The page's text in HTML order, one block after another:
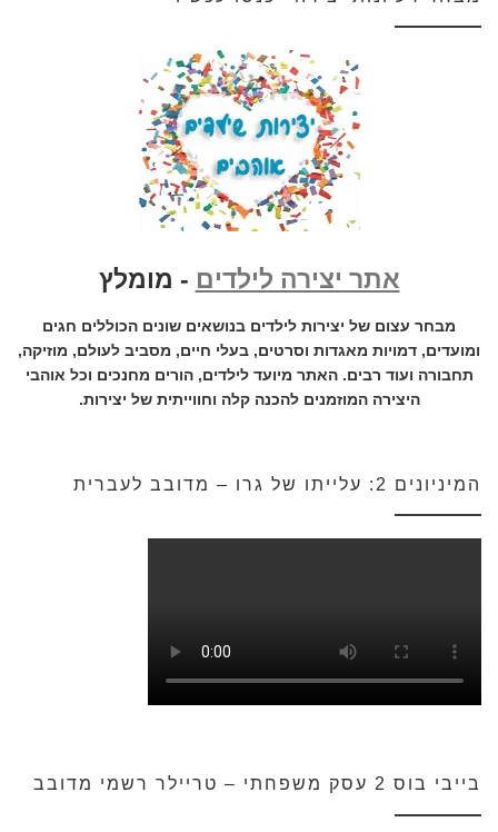
אתר יצירה לילדים - מומלץ
מבחר עצום של יצירות לילדים בנושאים שונים הכוללים חגים
ומועדים, דמויות מאגדות וסרטים, בעלי חיים, מסביב לעולם, מוזיקה,
תחבורה ועוד רבים. האתר מיועד לילדים, הורים מחנכים וכל אוהבי
היצירה המוזמנים להכנה קלה וחווייתית של יצירות.
המיניונים 2: עלייתו של גרו – מדובב לעברית
בייבי בוס 2 עסק משפחתי – טריילר רשמי מדובב